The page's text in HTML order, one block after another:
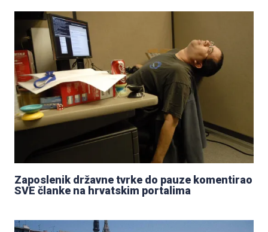
Zaposlenik državne tvrke do pauze komentirao
SVE članke na hrvatskim portalima